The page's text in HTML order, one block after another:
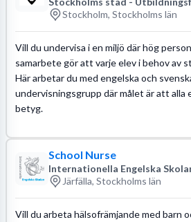
Stockholm, Stockholms län
Vill du undervisa i en miljö där hög
samarbete gör att varje elev i behov av
Här arbetar du med engelska och
undervisningsgrupp där målet är att alla
betyg.
School Nurse
Internationella Engelska
Järfälla, Stockholms län
Vill du arbeta hälsofrämjande med barn